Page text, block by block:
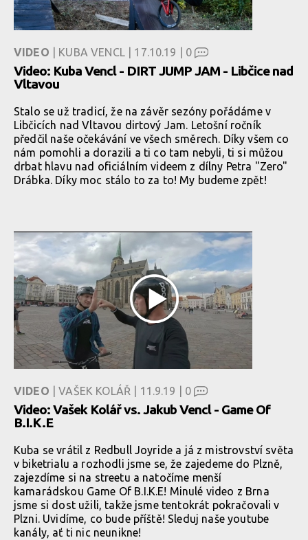
VIDEO | KUBA VENCL | 17.10.19 | 0
Video: Kuba Vencl - DIRT JUMP JAM - Libčice nad
Vltavou
Stalo se už tradicí, že na závěr sezóny pořádáme v
Libčicích nad Vltavou dirtový Jam. Letošní ročník
předčil naše očekávání ve všech směrech. Díky všem co
nám pomohli a dorazili a ti co tam nebyli, ti si můžou
drbat hlavu nad oficiálním videem z dílny Petra "Zero"
Drábka. Díky moc stálo to za to! My budeme zpět!
VIDEO | VAŠEK KOLÁŘ | 11.9.19 | 0
Video: Vašek Kolář vs. Jakub Vencl - Game Of
B.I.K.E
Kuba se vrátil z Redbull Joyride a já z mistrovství světa
v biketrialu a rozhodli jsme se, že zajedeme do Plzně,
zajezdíme si na streetu a natočíme menší
kamarádskou Game Of B.I.K.E! Minulé video z Brna
jsme si dost užili, takže jsme tentokrát pokračovali v
Plzni. Uvidíme, co bude příště! Sleduj naše youtube
kanály, ať ti nic neunikne!